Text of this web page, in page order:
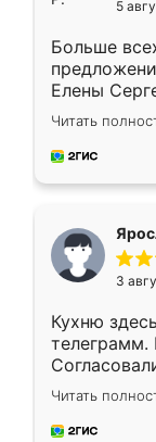
5
Больше
Елены
короткие
для
предложил
Читать
3
Кухню
телеграмм.
недели
довольны
мебель за
Читать